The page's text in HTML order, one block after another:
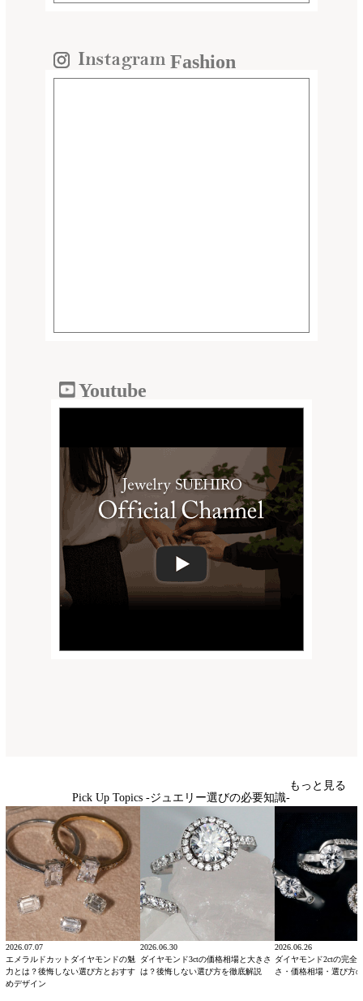
Fashion
Youtube
Pick Up Topics -ジュエリー選びの必要知識-
もっと見る
2026.07.07
エメラルドカットダイヤモンドの魅
力とは？後悔しない選び方とおすす
めデザイン
2026.06.30
ダイヤモンド3ctの価格相場と大きさ
は？後悔しない選び方を徹底解説
2026.06.26
ダイヤモンド2ctの完全
さ・価格相場・選び方